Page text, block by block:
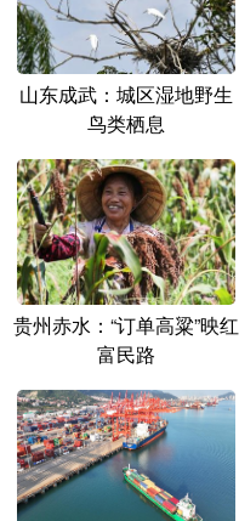
山东成武：城区湿地野生
鸟类栖息
贵州赤水：“订单高粱”映红
富民路